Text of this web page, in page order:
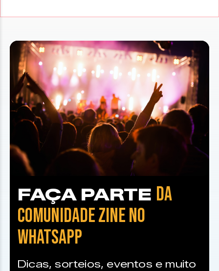
FAÇA PARTE DA
COMUNIDADE ZINE NO
WHATSAPP
Dicas, sorteios, eventos e muito